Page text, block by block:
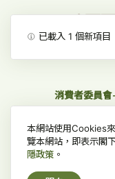
消費者委員
已載入1 個新項目
本網站使用Cookies
覽本網站，即表示閣
隱政策。